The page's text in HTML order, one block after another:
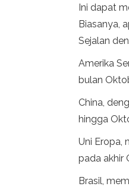
Ini dapat
Biasanya,
Sejalan
Amerika
bulan
China,
hingga
Uni Eropa,
pada akhir
Brasil,